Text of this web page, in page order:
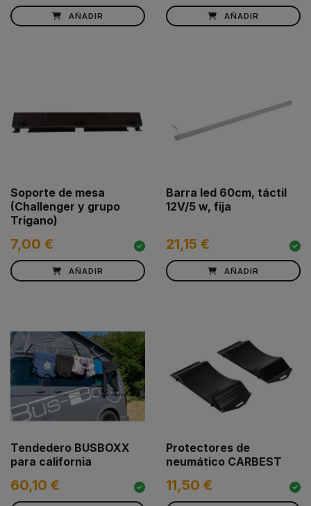
AÑADIR AÑADIR
Soporte de mesa
(Challenger y grupo
Trigano)
7,00 €
AÑADIR
Barra led 60cm, táctil
12V/5 w, fija
21,15 €
AÑADIR
Tendedero BUSBOXX
para california
60,10 €
Protectores de
neumático CARBEST
11,50 €